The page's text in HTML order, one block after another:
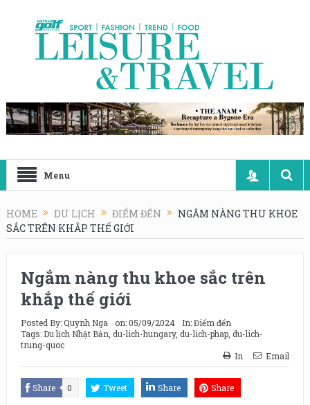
Menu
HOME DU LỊCH ĐIỂM ĐẾN
NGẮM NÀNG THU KHOE
SẮC TRÊN KHẮP THẾ GIỚI
Ngắm nàng thu khoe sắc trên
khắp thế giới
Posted By:Quynh Nga on:05/09/2024 In:Điểm đến
Tags: Du lịch Nhật Bản du-lich-hungary, du-lich-phap, du-lich-
trung-quoc
In
Email
Share 0 Tweet Share Share